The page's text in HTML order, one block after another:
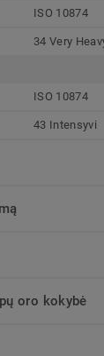
ISO 10874
34 Very
ISO 10874
43 Intensyvi
oro kokybė